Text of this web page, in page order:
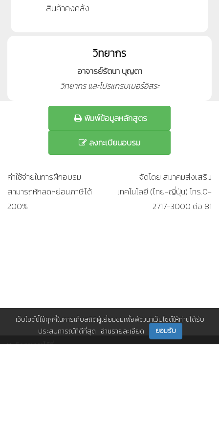
สินค้าคงคลัง
วิทยากร
อาจารย์รัตนา บุญตา
วิทยากร และโปรแกรมเมอร์อิสระ
พิมพ์ข้อมูลหลักสูตร
ลงทะเบียนอบรม
ค่าใช้จ่ายในการฝึกอบรม
สามารถหักลดหย่อนภาษีได้
200%
จัดโดย สมาคมส่งเสริม
เทคโนโลยี (ไทย-ญี่ปุ่น) โทร.0-
2717-3000 ต่อ 81
ติดตามเราได้ที่
เว็บไซต์นี้ใช้คุกกี้ในการเก็บสถิติผู้เยี่ยมชมเพื่อพัฒนาเว็บไซต์ให้ท่านได้รับ
ประสบการณ์ที่ดีที่สุด อ่านรายละเอียด ยอมรับ